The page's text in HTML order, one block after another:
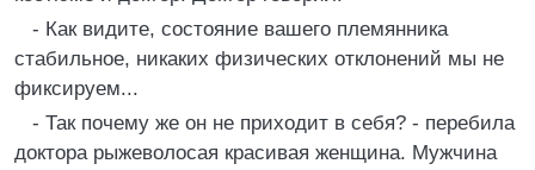
- Как видите, состояние вашего племянника
стабильное, никаких физических отклонений мы не
фиксируем...
- Так почему же он не приходит в себя? - перебила
доктора рыжеволосая красивая женщина. Мужчина